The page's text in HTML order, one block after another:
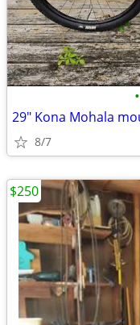
•
29" Kona Mohala
8/7
$250